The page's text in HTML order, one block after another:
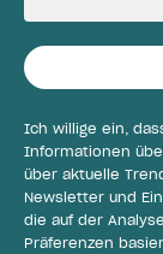
Ich willige ein,
Informationen
über aktuelle
Newsletter und
die auf der
Präferenzen